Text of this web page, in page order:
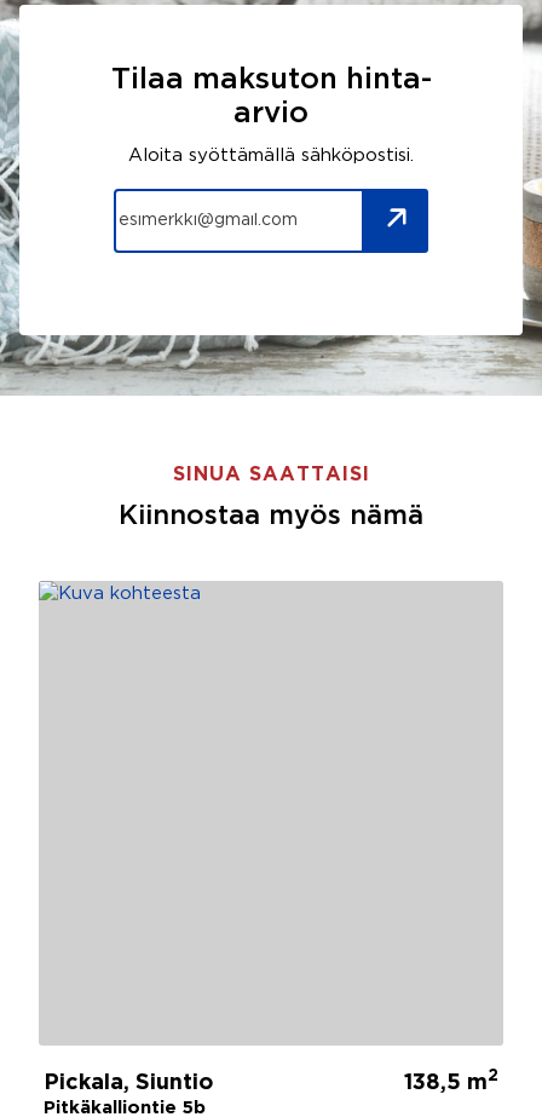
Tilaa maksuton hinta-
arvio
Aloita syöttämällä sähköpostisi.
SINUA SAATTAISI
Kiinnostaa myös nämä
Pickala, Siuntio
Pitkäkalliontie 5b
138,5 m2